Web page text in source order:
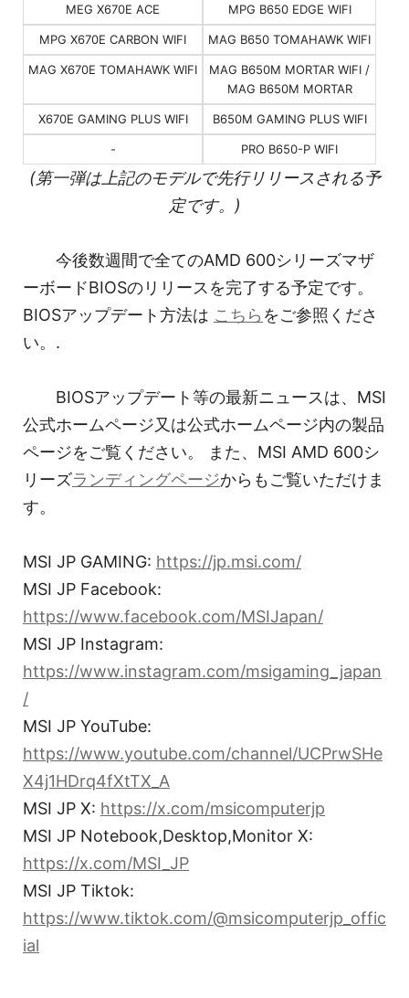
MEG X670E ACE MPG B650 EDGE WIFI
MPG X670E CARBON WIFI MAG B650 TOMAHAWK WIFI
MAG X670E TOMAHAWK WIFI
MAG B650M MORTAR WIFI /
MAG B650M MORTAR
X670E GAMING PLUS WIFI B650M GAMING PLUS WIFI
- PRO B650-P WIFI
(第一弾は上記のモデルで先行リリースされる予
定です。)
今後数週間で全てのAMD 600シリーズマザ
ーボードBIOSのリリースを完了する予定です。
BIOSアップデート方法は こちら をご参照くださ
い。.
BIOSアップデート等の最新ニュースは、MSI
公式ホームページ又は公式ホームページ内の製品
ページをご覧ください。 また、MSI AMD 600シ
リーズランディングページからもご覧いただけま
す。
MSI JP GAMING: https://jp.msi.com/
MSI JP Facebook:
https://www.facebook.com/MSIJapan/
MSI JP Instagram:
https://www.instagram.com/msigaming_japan
/
MSI JP YouTube:
https://www.youtube.com/channel/UCPrwSHe
X4j1HDrq4fXtTX_A
MSI JP X: https://x.com/msicomputerjp
MSI JP Notebook,Desktop,Monitor X:
https://x.com/MSI_JP
MSI JP Tiktok:
https://www.tiktok.com/@msicomputerjp_offic
ial